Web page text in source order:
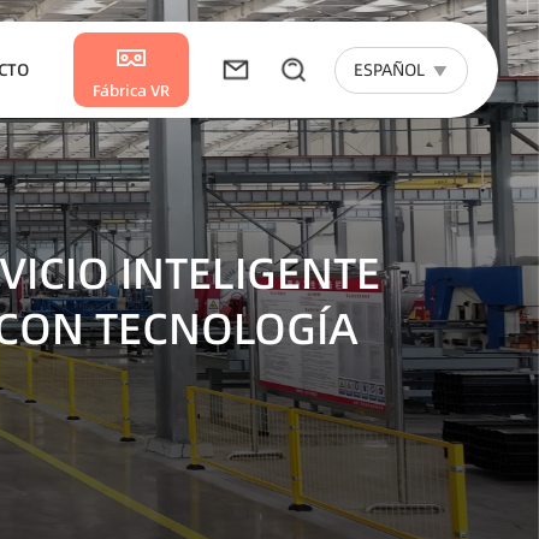
en Línea
de
Fábrica VR
ESPAÑOL
INTELIGENTE
TECNOLOGÍA